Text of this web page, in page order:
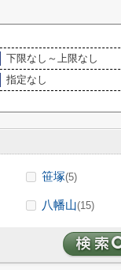
下限なし～上限なし
指定なし
笹塚(5)
八幡山(15)